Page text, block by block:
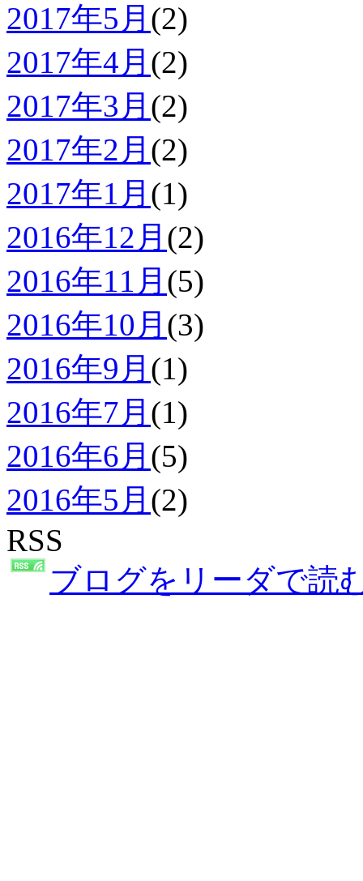
2017年5月 (2)
2017年4月 (2)
2017年3月 (2)
2017年2月 (2)
2017年1月 (1)
2016年12月 (2)
2016年11月 (5)
2016年10月 (3)
2016年9月 (1)
2016年7月 (1)
2016年6月 (5)
2016年5月 (2)
RSS
ブログをリーダで読